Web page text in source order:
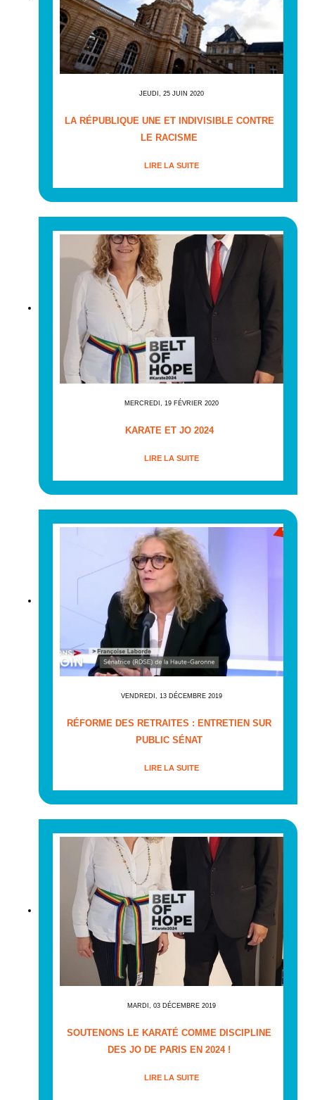
JEUDI, 25 JUIN 2020
LA RÉPUBLIQUE UNE ET INDIVISIBLE CONTRE
LE RACISME
LIRE LA SUITE
MERCREDI, 19 FÉVRIER 2020
KARATE ET JO 2024
LIRE LA SUITE
VENDREDI, 13 DÉCEMBRE 2019
RÉFORME DES RETRAITES : ENTRETIEN SUR
PUBLIC SÉNAT
LIRE LA SUITE
MARDI, 03 DÉCEMBRE 2019
SOUTENONS LE KARATÉ COMME DISCIPLINE
DES JO DE PARIS EN 2024 !
LIRE LA SUITE